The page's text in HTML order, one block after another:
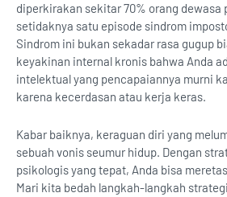
diperkirakan sekitar 70% orang dewasa
setidaknya satu episode sindrom
Sindrom ini bukan sekadar rasa gugup
keyakinan internal kronis bahwa Anda
intelektual yang pencapaiannya murni
karena kecerdasan atau kerja keras.
Kabar baiknya, keraguan diri yang
sebuah vonis seumur hidup. Dengan
psikologis yang tepat, Anda bisa
Mari kita bedah langkah-langkah